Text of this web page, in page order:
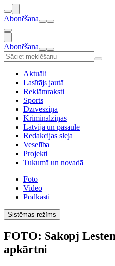
Abonēšana
Abonēšana
Aktuāli
Lasītājs jautā
Reklāmraksti
Sports
Dzīvesziņa
Kriminālziņas
Latvija un pasaulē
Redakcijas sleja
Veselība
Projekti
Tukumā un novadā
Foto
Video
Podkāsti
Sistēmas režīms
FOTO: Sakopj
apkārtni